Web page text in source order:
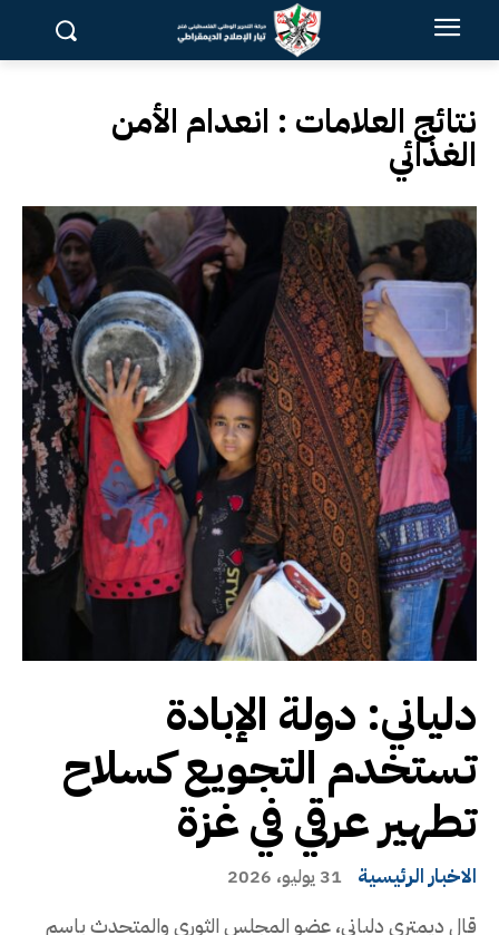
نتائج العلامات : انعدام الأمن
الغذائي
دلياني: دولة الإبادة
تستخدم التجويع كسلاح
تطهير عرقي في غزة
الاخبار الرئيسية 31 يوليو، 2026
قال ديمتري دلياني، عضو المجلس الثوري والمتحدث باسم